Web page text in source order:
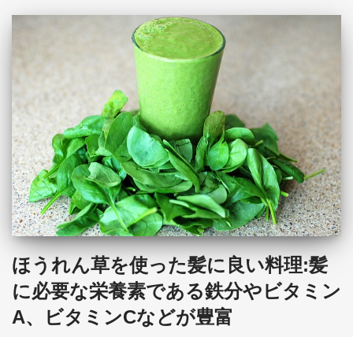
ほうれん草を使った髪に良い料理:髪
に必要な栄養素である鉄分やビタミン
A、ビタミンCなどが豊富